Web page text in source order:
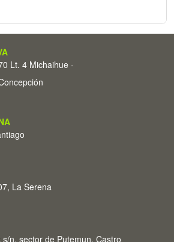
Lt. 4 Michaihue -
La Serena
n, sector de Putemun, Castro